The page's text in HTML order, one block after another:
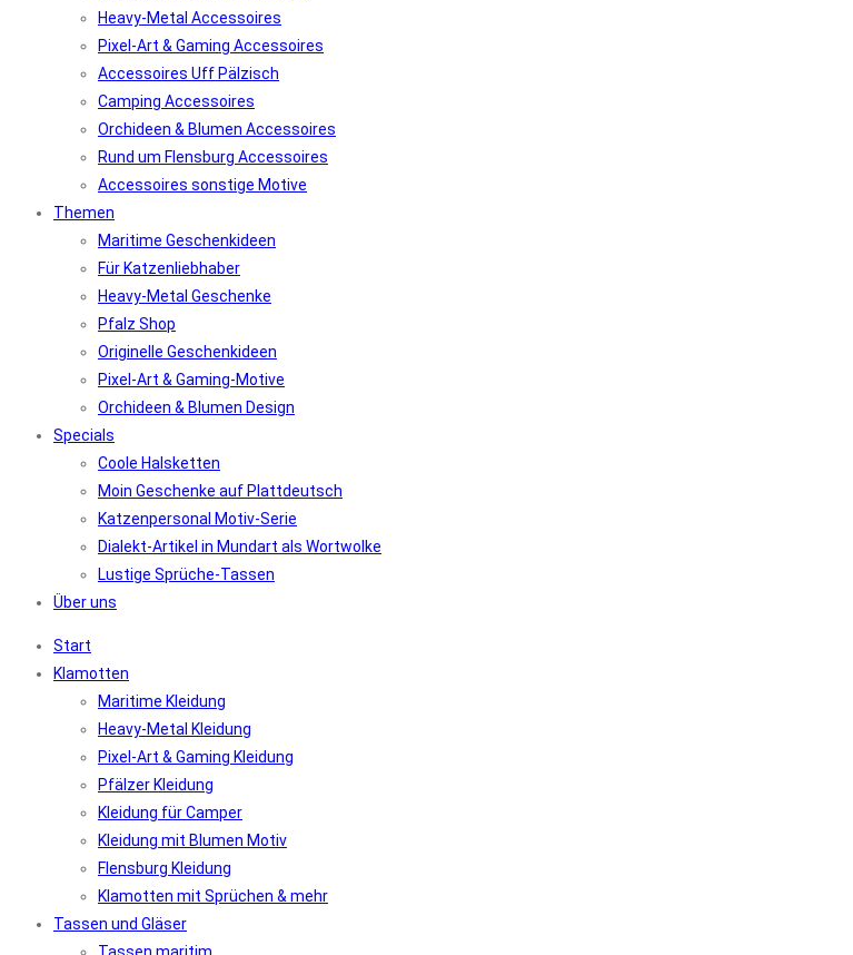
Heavy-Metal Accessoires
Pixel-Art & Gaming Accessoires
Accessoires Uff Pälzisch
Camping Accessoires
Orchideen & Blumen Accessoires
Rund um Flensburg Accessoires
Accessoires sonstige Motive
Themen
Maritime Geschenkideen
Für Katzenliebhaber
Heavy-Metal Geschenke
Pfalz Shop
Originelle Geschenkideen
Pixel-Art & Gaming-Motive
Orchideen & Blumen Design
Specials
Coole Halsketten
Moin Geschenke auf Plattdeutsch
Katzenpersonal Motiv-Serie
Dialekt-Artikel in Mundart als Wortwolke
Lustige Sprüche-Tassen
Über uns
Start
Klamotten
Maritime Kleidung
Heavy-Metal Kleidung
Pixel-Art & Gaming Kleidung
Pfälzer Kleidung
Kleidung für Camper
Kleidung mit Blumen Motiv
Flensburg Kleidung
Klamotten mit Sprüchen & mehr
Tassen und Gläser